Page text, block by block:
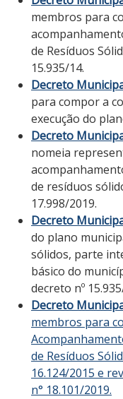
membros para
de Resíduos
15.935/14.
Decreto
para compor a
execução do
Decreto
nomeia
de resíduos
17.998/2019.
Decreto
do plano
sólidos, parte
básico do
decreto nº
Decreto
membros para
de Resíduos
16.124/2015 e
n° 18.101/2019.